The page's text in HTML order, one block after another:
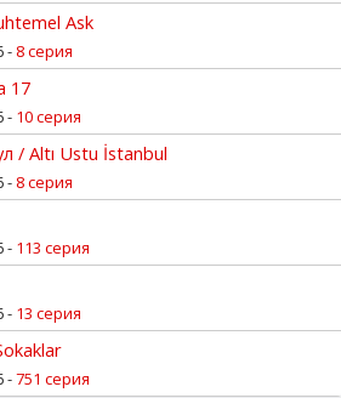
Ask
- 8 серия
17
- 10 серия
/ Altı Ustu İstanbul
- 8 серия
- 113 серия
- 13 серия
-751 серия